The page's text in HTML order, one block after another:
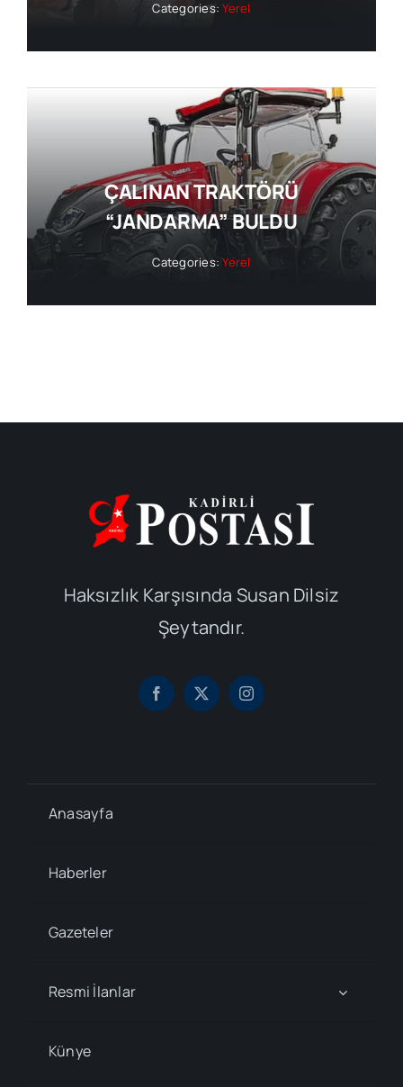
Categories:Yerel
ÇALINAN TRAKTÖRÜ
“JANDARMA” BULDU
Categories:Yerel
Haksızlık Karşısında Susan Dilsiz
Şeytandır.
Anasayfa
Haberler
Gazeteler
Resmi İlanlar
Künye